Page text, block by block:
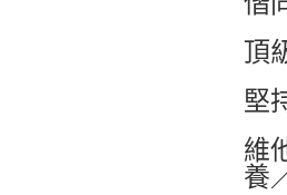
頂
堅
維
養